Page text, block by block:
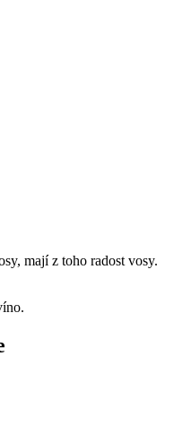
mají z toho radost vosy.